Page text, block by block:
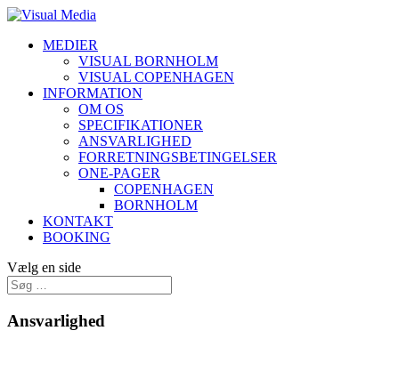
MEDIER
VISUAL BORNHOLM
VISUAL COPENHAGEN
INFORMATION
OM OS
SPECIFIKATIONER
ANSVARLIGHED
FORRETNINGSBETINGELSER
ONE-PAGER
COPENHAGEN
BORNHOLM
KONTAKT
BOOKING
Vælg en side
Ansvarlighed